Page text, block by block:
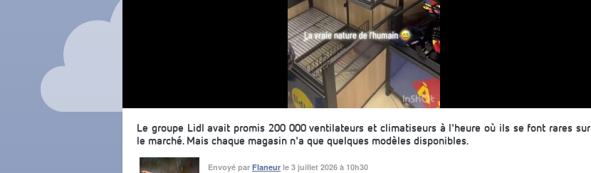
Le groupe Lidl avait promis 200 000 ventilateurs et climatiseurs à l'heure où ils se font rares sur
le marché. Mais chaque magasin n'a que quelques modèles disponibles.
Envoyé par Flaneur le 3 juillet 2026 à 10h30